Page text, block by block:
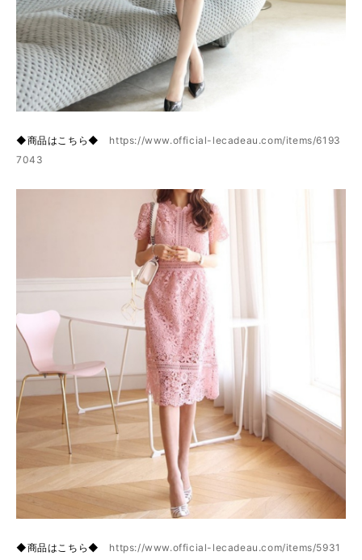
◆商品はこちら◆ https://www.official-lecadeau.com/items/6193
7043
◆商品はこちら◆ https://www.official-lecadeau.com/items/5931